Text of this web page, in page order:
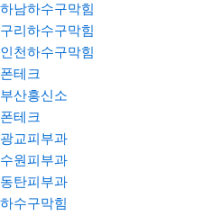
하남하수구막힘
구리하수구막힘
인천하수구막힘
폰테크
부산흥신소
폰테크
광교피부과
수원피부과
동탄피부과
하수구막힘